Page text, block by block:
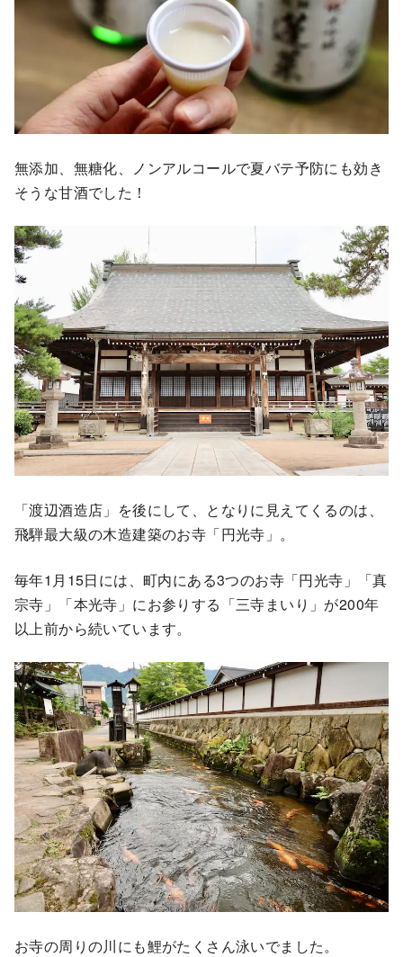
無添加、無糖化、ノンアルコールで夏バテ予防にも効き
そうな甘酒でした！
「渡辺酒造店」を後にして、となりに見えてくるのは、
飛騨最大級の木造建築のお寺「円光寺」。
毎年1月15日には、町内にある3つのお寺「円光寺」「真
宗寺」「本光寺」にお参りする「三寺まいり」が200年
以上前から続いています。
お寺の周りの川にも鯉がたくさん泳いでました。